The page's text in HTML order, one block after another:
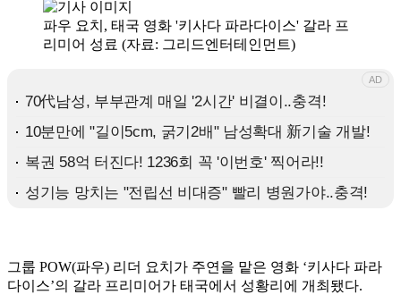
파우 요치, 태국 영화 '키사다 파라다이스' 갈라 프
리미어 성료 (자료: 그리드엔터테인먼트)
그룹 POW(파우) 리더 요치가 주연을 맡은 영화 ‘키사다 파라
다이스’의 갈라 프리미어가 태국에서 성황리에 개최됐다.